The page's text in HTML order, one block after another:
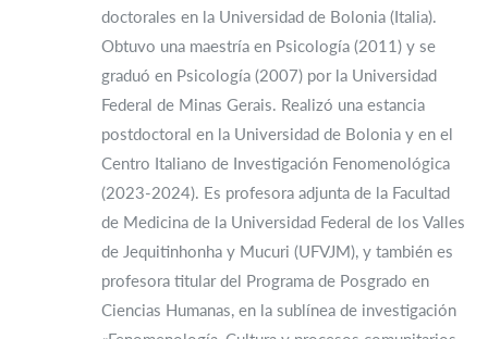
doctorales en la Universidad de Bolonia (Italia).
Obtuvo una maestría en Psicología (2011) y se
graduó en Psicología (2007) por la Universidad
Federal de Minas Gerais. Realizó una estancia
postdoctoral en la Universidad de Bolonia y en el
Centro Italiano de Investigación Fenomenológica
(2023-2024). Es profesora adjunta de la Facultad
de Medicina de la Universidad Federal de los Valles
de Jequitinhonha y Mucuri (UFVJM), y también es
profesora titular del Programa de Posgrado en
Ciencias Humanas, en la sublínea de investigación